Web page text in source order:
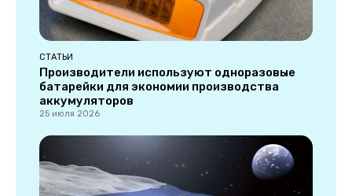
СТАТЬИ
Производители используют одноразовые
батарейки для экономии производства
аккумуляторов
25 июля 2026